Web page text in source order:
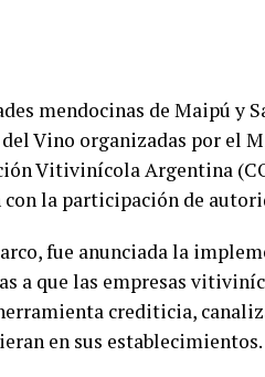
mendocinas de Maipú y
Vino organizadas por el
Vitivinícola Argentina
la participación de
fue anunciada la
a que las empresas
crediticia,
en sus establecimientos.